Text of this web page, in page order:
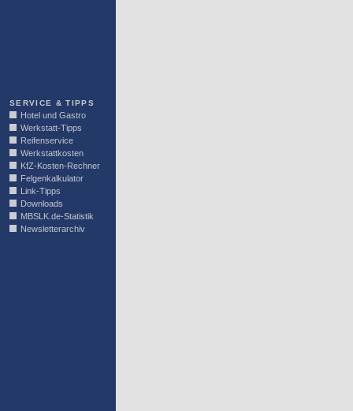
SERVICE & TIPPS
Hotel und Gastro
Werkstatt-Tipps
Reifenservice
Werkstattkosten
KfZ-Kosten-Rechner
Felgenkalkulator
Link-Tipps
Downloads
MBSLK.de-Statistik
Newsletterarchiv